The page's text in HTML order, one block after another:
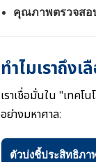
คุณภาพตรวจสอ
ทำไมเราถึง
เราเชื่อมั่นใน "เทคโ
อย่างมหาศาล:
ตัวบ่งชี้ประสิทธิภา